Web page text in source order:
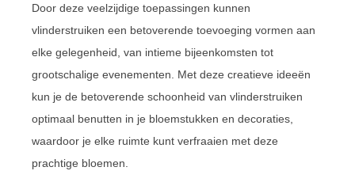
Door deze veelzijdige toepassingen kunnen
vlinderstruiken een betoverende toevoeging vormen aan
elke gelegenheid, van intieme bijeenkomsten tot
grootschalige evenementen. Met deze creatieve ideeën
kun je de betoverende schoonheid van vlinderstruiken
optimaal benutten in je bloemstukken en decoraties,
waardoor je elke ruimte kunt verfraaien met deze
prachtige bloemen.